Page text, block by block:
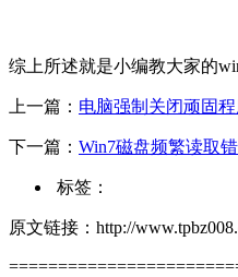
综上所述就是小编教大家的
上一篇： 电脑强制关闭顽固
下一篇： Win7磁盘频繁读取
标签：
原文链接：http://